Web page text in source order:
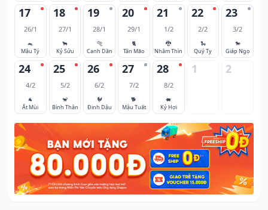
17
26/1
🐀
Mậu Tý
18
27/1
🐂
Kỷ Sửu
19
28/1
🐅
Canh Dần
20
29/1
🐈
Tân Mão
21
1/2
🐉
Nhâm Thìn
22
2/2
🐍
Quý Tỵ
23
3/2
🐎
Giáp Ngọ
24
4/2
🐐
Ất Mùi
25
5/2
🐒
Bính Thân
26
6/2
🐓
Đinh Dậu
27
7/2
🐕
Mậu Tuất
28
8/2
🐖
Kỷ Hợi
1 2